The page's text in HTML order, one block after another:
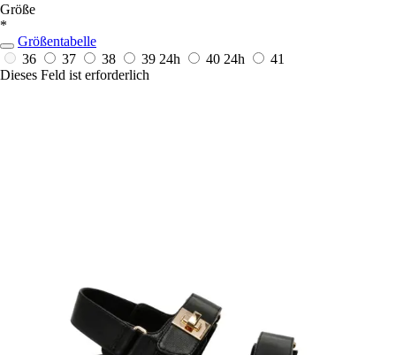
Größe
*
Größentabelle
36
37 38 39 24h 40 24h
41
Dieses Feld ist erforderlich